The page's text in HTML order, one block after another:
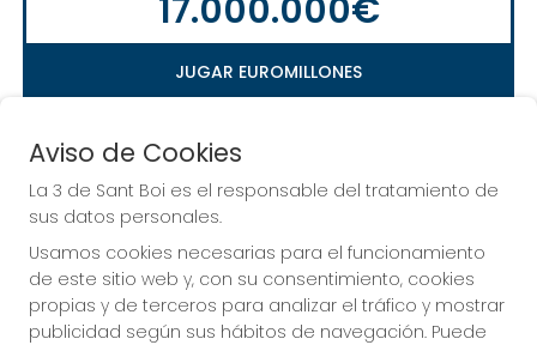
17.000.000€
JUGAR EUROMILLONES
LA QUINIELA
PRÓXIMO BOTE MILLONARIO:
1.000.000€
Aviso de Cookies
La 3 de Sant Boi es el responsable del tratamiento de
sus datos personales.
Usamos cookies necesarias para el funcionamiento
de este sitio web y, con su consentimiento, cookies
propias y de terceros para analizar el tráfico y mostrar
publicidad según sus hábitos de navegación. Puede